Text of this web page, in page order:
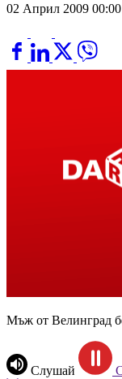
02 Април 2009
Мъж от Велинград
Слушай